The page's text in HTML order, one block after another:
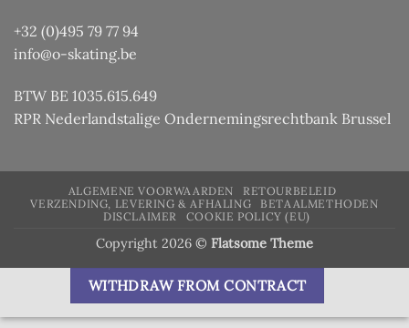
+32 (0)495 79 77 94
info@o-skating.be
BTW BE 1035.615.649
RPR Nederlandstalige Ondernemingsrechtbank Brussel
ALGEMENE VOORWAARDEN
RETOURBELEID
VERZENDING, LEVERING & AFHALING
BETAALMETHODEN
DISCLAIMER
COOKIE POLICY (EU)
Copyright 2026 © Flatsome Theme
WITHDRAW FROM CONTRACT